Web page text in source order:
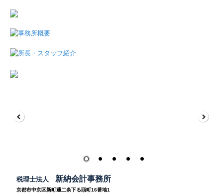
税理士法人 新納会計事務所
京都市中京区新町通二条下る頭町 16番地1